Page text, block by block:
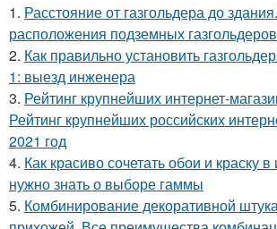
1. Расстояние от газгольдера до
расположения подземных газгольдеров
2. Как правильно установить
1: выезд инженера
3. Рейтинг крупнейших интернет-
Рейтинг крупнейших российских
2021 год
4. Как красиво сочетать обои и краску
нужно знать о выборе гаммы
5. Комбинирование декоративной